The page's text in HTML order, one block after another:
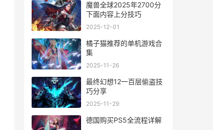
魔兽全球2025年2700分
下面内容上分技巧
2025-12-01
橘子猫推荐的单机游戏合
集
2025-11-26
最终幻想12一百层偷盗技
巧分享
2025-11-29
德国购买PS5全流程详解